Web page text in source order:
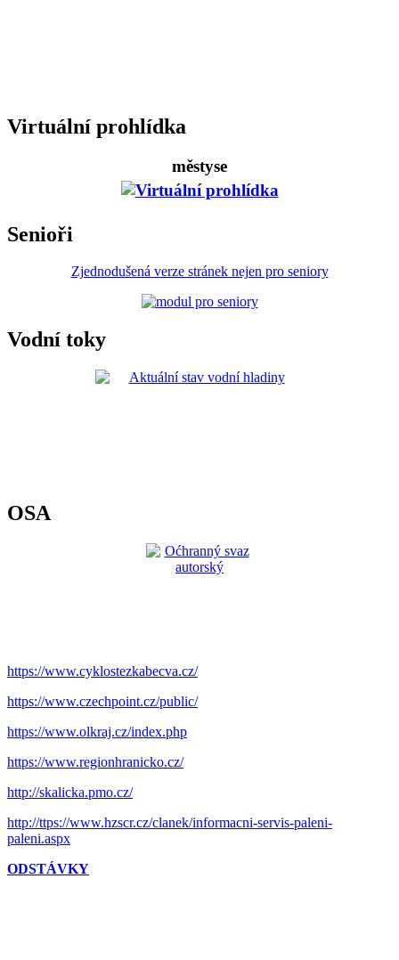
Virtuální prohlídka
městyse
Senioři
Zjednodušená verze stránek nejen pro seniory
Vodní toky
OSA
https://www.cyklostezkabecva.cz/
https://www.czechpoint.cz/public/
https://www.olkraj.cz/index.php
https://www.regionhranicko.cz/
http://skalicka.pmo.cz/
http://ttps://www.hzscr.cz/clanek/informacni-servis-paleni-
paleni.aspx
ODSTÁVKY